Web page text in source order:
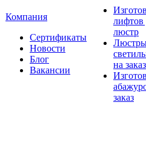
Компания
Сертификаты
Новости
Блог
Вакансии
лифтов
люстр
на заказ
заказ